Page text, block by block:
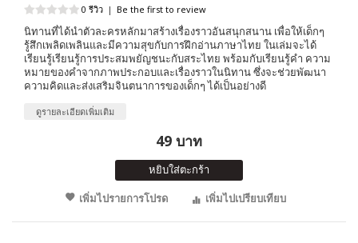
0 รีวิว | Be the first to review
นิทานที่ได้นำตัวละครหลักมาสร้างเรื่องราวอันสนุกสนาน เพื่อให้เด็กๆ
รู้สึกเพลิดเพลินและมีความสุขกับการฝึกอ่านภาษาไทย ในเล่มจะได้
เรียนรู้เรียนรู้การประสมพยัญชนะกับสระไทย พร้อมกับเรียนรู้คำ ความ
หมายของคำจากภาพประกอบและเรื่องราวในนิทาน ซึ่งจะช่วยพัฒนา
ความคิดและส่งเสริมจินตนาการของเด็กๆ ได้เป็นอย่างดี
ดูรายละเอียดเพิ่มเติม
49 บาท
หยิบใส่ตะกร้า
เพิ่มไปรายการโปรด
เพิ่มไปเปรียบเทียบ